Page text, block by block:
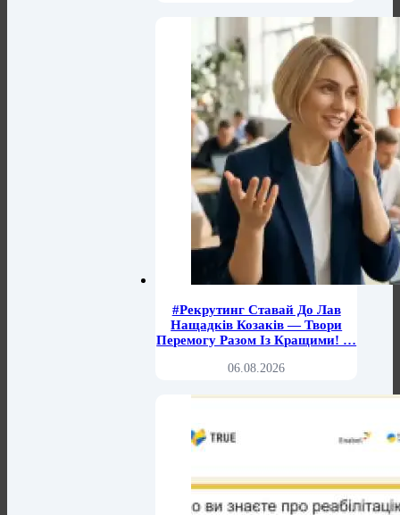
#рекрутинг Ставай До Лав
Нащадків Козаків — Твори
Перемогу Разом Із Кращими! …
06.08.2026